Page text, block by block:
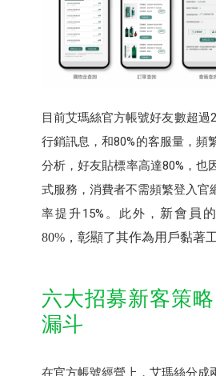
目前艾瑪絲官方帳號好友數超過
行銷訊息，和80%的客服量，頻
分析，好友貼標率高達80%，也
式服務，消費者不需頻繁登入官
率提升15%。此外， 新會員
80%，彰顯了其作為用戶黏著
六大招募新客策
漏斗
在官方帳號經營上，艾瑪絲分成